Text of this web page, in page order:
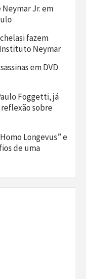
Jr. em
fazem
Neymar
em DVD
Foggetti, já
reflexão sobre
Longevus” e
de uma